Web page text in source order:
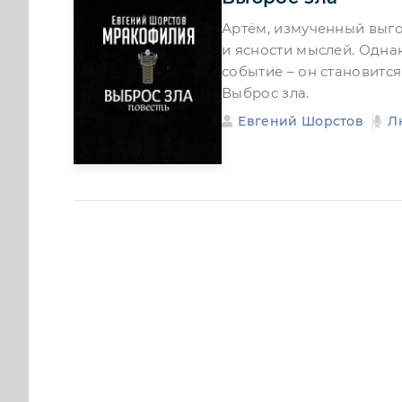
Артём, измученный
и ясности мыслей.
событие – он
Выброс зла.
Евгений Шорстов